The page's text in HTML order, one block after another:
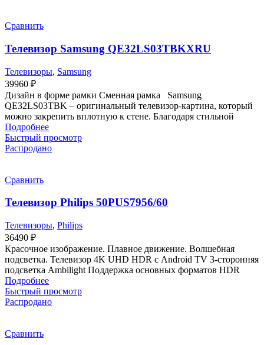
Сравнить
Телевизор Samsung QE32LS03TBKXRU
Телевизоры, Samsung
39960 ₽
Дизайн в форме рамки Сменная рамка Samsung
QE32LS03TBK – оригинальный телевизор-картина, который
можно закрепить вплотную к стене. Благодаря стильной
Подробнее
Быстрый просмотр
Распродано
Сравнить
Телевизор Philips 50PUS7956/60
Телевизоры, Philips
36490 ₽
Красочное изображение. Плавное движение. Волшебная
подсветка. Телевизор 4K UHD HDR с Android TV 3-сторонняя
подсветка Ambilight Поддержка основных форматов HDR
Подробнее
Быстрый просмотр
Распродано
Сравнить